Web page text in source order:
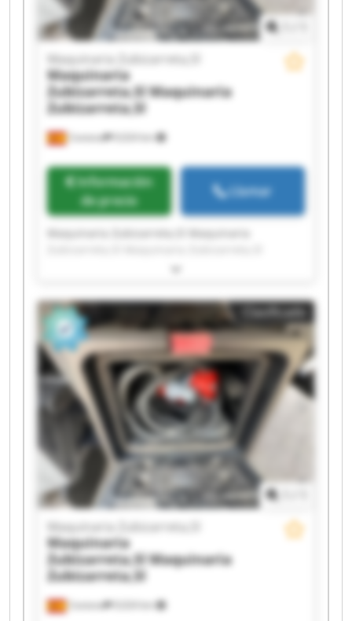
Cestona 9,024 km
Maquinaria Zubizarreta,Sl
Maquinaria
Zubizarreta,SlMaquinaria
Zubizarreta,Sl
Información
de precio
Llamar
Maquinaria Zubizarreta,Sl Maquinaria
Maquinaria Zubizarreta,Sl Maquinaria
Zubizarreta,Sl Maquinaria Zubizarreta,Sl
Maquinaria Zubizarreta,Sl Maquinaria
Zubizarreta,Sl Maquinaria Zubizarreta,Sl
Maquinaria Zubizarreta,Sl Maquinaria
Zubizarreta,Sl Maquinaria Zubizarreta,Sl
Maquinaria Zubizarreta,Sl Maquinaria
Zubizarreta,Sl Maquinaria Zubizarreta,Sl
Maquinaria Zubizarreta,Sl Maquinaria
Zubizarreta,Sl
Cestona 9,024 km
Maquinaria Zubizarreta,Sl
Maquinaria
Zubizarreta,SlMaquinaria
Zubizarreta,Sl